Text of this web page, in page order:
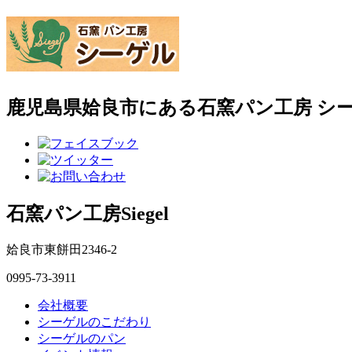
鹿児島県姶良市にある石窯パン工房 シ
石窯パン工房Siegel
姶良市東餅田2346-2
0995-73-3911
会社概要
シーゲルのこだわり
シーゲルのパン